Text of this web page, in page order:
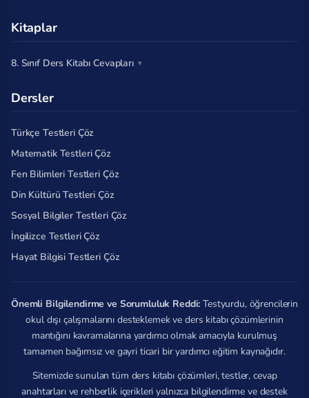
Kitaplar
8. Sınıf Ders Kitabı Cevapları
Dersler
Türkçe Testleri Çöz
Matematik Testleri Çöz
Fen Bilimleri Testleri Çöz
Din Kültürü Testleri Çöz
Sosyal Bilgiler Testleri Çöz
İngilizce Testleri Çöz
Hayat Bilgisi Testleri Çöz
Önemli Bilgilendirme ve Sorumluluk Reddi: Testyurdu, öğrencilerin
okul dışı çalışmalarını desteklemek ve ders kitabı çözümlerinin
mantığını kavramalarına yardımcı olmak amacıyla kurulmuş
tamamen bağımsız ve gayri ticari bir yardımcı eğitim kaynağıdır.
Sitemizde sunulan tüm ders kitabı çözümleri, testler, cevap
anahtarları ve rehberlik içerikleri yalnızca bilgilendirme ve destek